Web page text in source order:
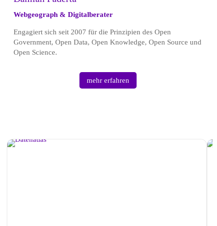
Webgeograph & Digitalberater
Engagiert sich seit 2007 für die Prinzipien des Open
Government, Open Data, Open Knowledge, Open Source und
Open Science.
mehr erfahren